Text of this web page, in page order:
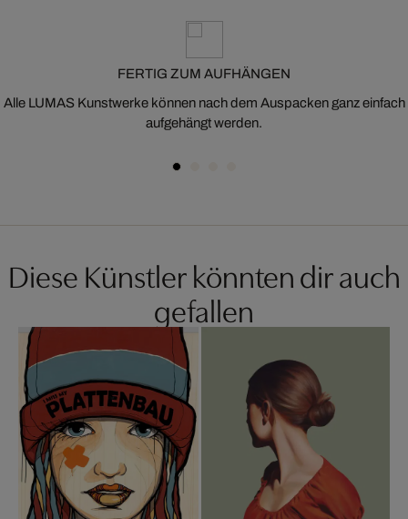
FERTIG ZUM AUFHÄNGEN
Alle LUMAS Kunstwerke können nach dem Auspacken ganz einfach
aufgehängt werden.
Diese Künstler könnten dir auch
gefallen